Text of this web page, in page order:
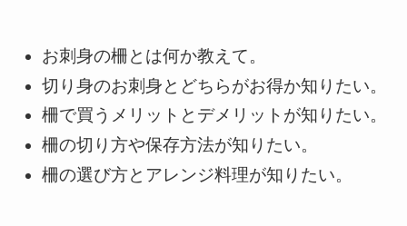
お刺身の柵とは何か教えて。
切り身のお刺身とどちらがお得か知りたい。
柵で買うメリットとデメリットが知りたい。
柵の切り方や保存方法が知りたい。
柵の選び方とアレンジ料理が知りたい。